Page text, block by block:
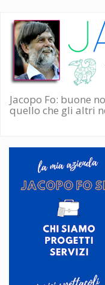
Salta
contenuto
principale
Jacopo Fo: buone
quello che gli altri